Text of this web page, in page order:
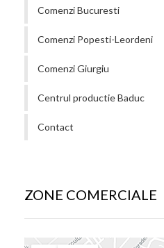
Comenzi Bucuresti
Comenzi Popesti-Leordeni
Comenzi Giurgiu
Centrul productie Baduc
Contact
ZONE COMERCIALE